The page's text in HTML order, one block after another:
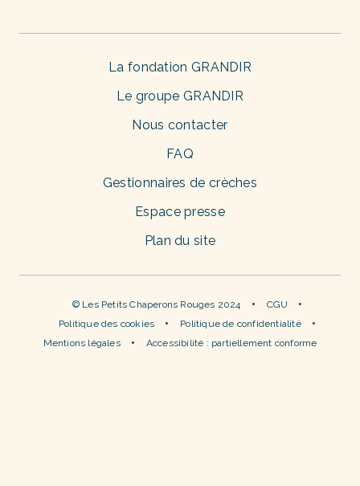
La fondation GRANDIR
Le groupe GRANDIR
Nous contacter
FAQ
Gestionnaires de crèches
Espace presse
Plan du site
© Les Petits Chaperons Rouges 2024
CGU
Politique des cookies
Politique de confidentialité
Mentions légales
Accessibilité : partiellement conforme